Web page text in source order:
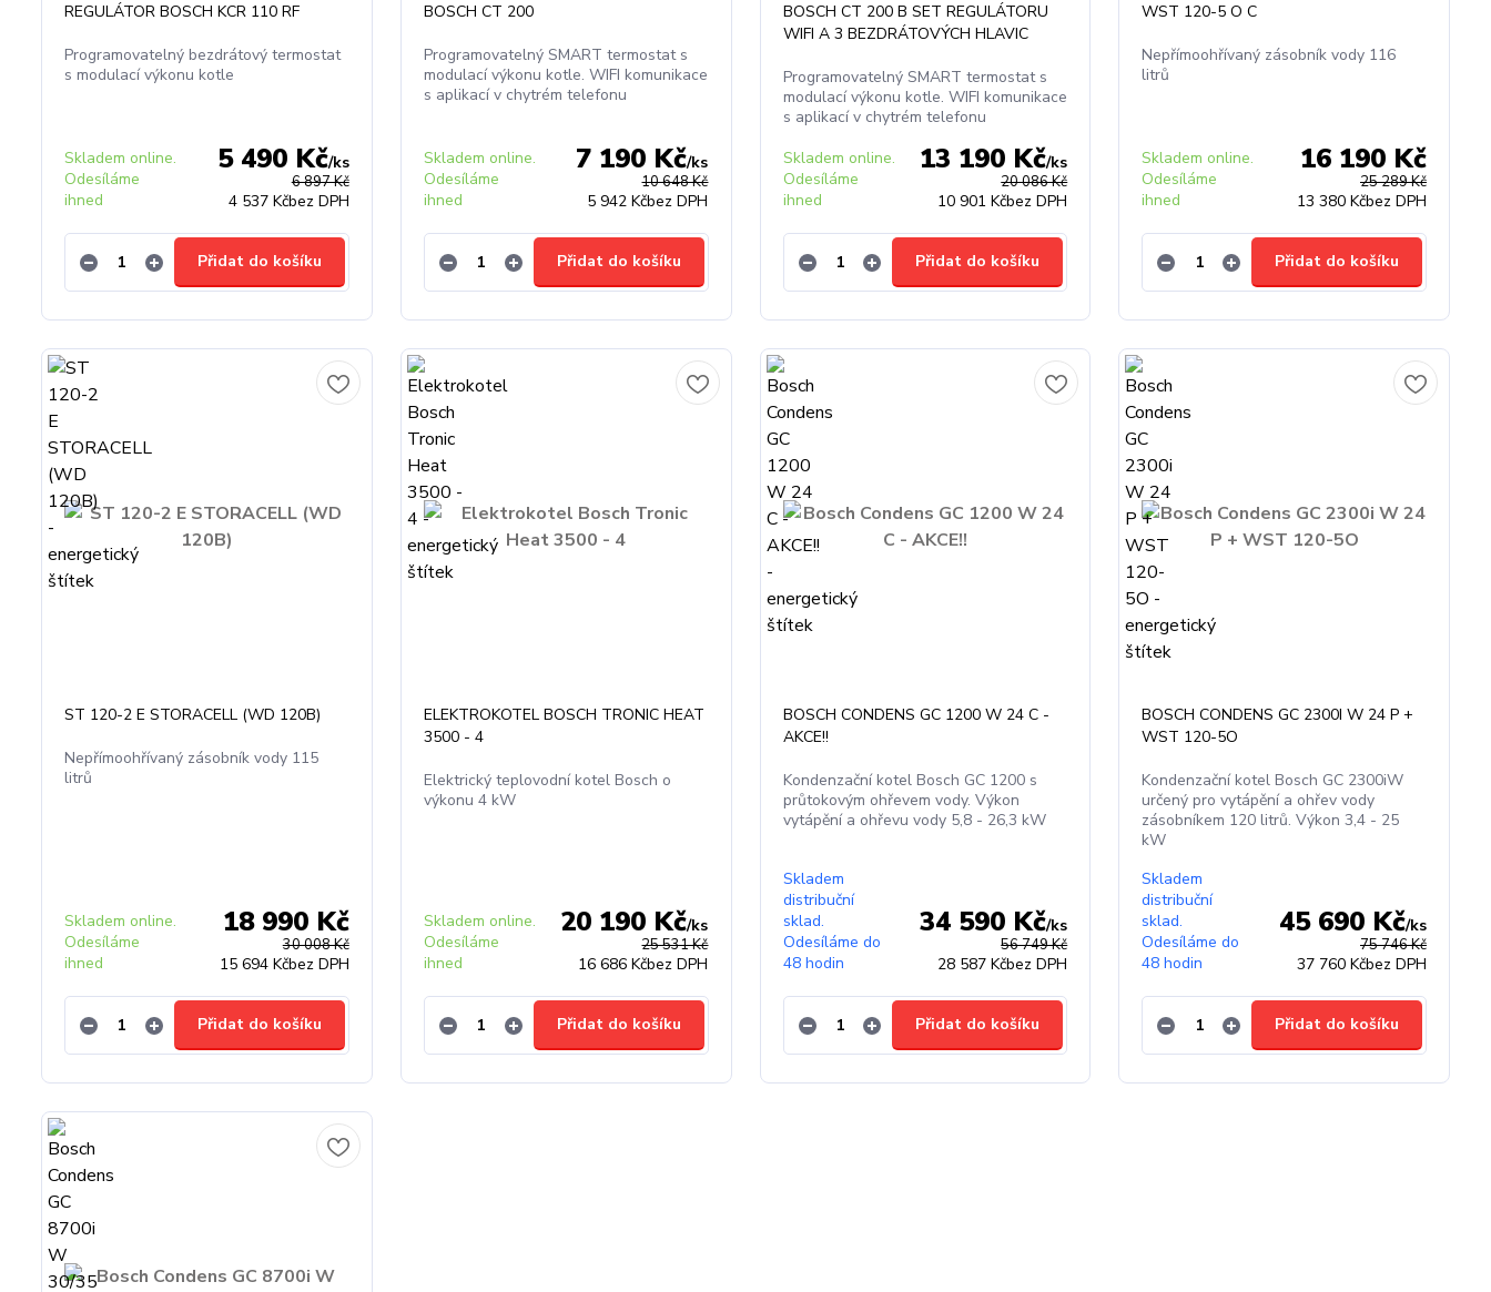
REGULÁTOR BOSCH KCR 110 RF
Programovatelný bezdrátový termostat
s modulací výkonu kotle
6 897 Kč
5 490 Kč/ks
4 537 Kčbez DPH
Skladem online.
Odesíláme
ihned
Přidat do košíku
BOSCH CT 200
Programovatelný SMART termostat s
modulací výkonu kotle. WIFI komunikace
s aplikací v chytrém telefonu
10 648 Kč
7 190 Kč/ks
5 942 Kčbez DPH
Skladem online.
Odesíláme
ihned
Přidat do košíku
BOSCH CT 200 B SET REGULÁTORU
WIFI A 3 BEZDRÁTOVÝCH HLAVIC
Programovatelný SMART termostat s
modulací výkonu kotle. WIFI komunikace
s aplikací v chytrém telefonu
20 086 Kč
13 190 Kč/ks
10 901 Kčbez DPH
Skladem online.
Odesíláme
ihned
Přidat do košíku
WST 120-5 O C
Nepřímoohřívaný zásobník vody 116
litrů
25 289 Kč
16 190 Kč
13 380 Kčbez DPH
Skladem online.
Odesíláme
ihned
Přidat do košíku
ST 120-2 E STORACELL (WD 120B)
Nepřímoohřívaný zásobník vody 115
litrů
30 008 Kč
18 990 Kč
15 694 Kčbez DPH
Skladem online.
Odesíláme
ihned
Přidat do košíku
ELEKTROKOTEL BOSCH TRONIC HEAT
3500 - 4
Elektrický teplovodní kotel Bosch o
výkonu 4 kW
25 531 Kč
20 190 Kč/ks
16 686 Kčbez DPH
Skladem online.
Odesíláme
ihned
Přidat do košíku
BOSCH CONDENS GC 1200 W 24 C -
AKCE!!
Kondenzační kotel Bosch GC 1200 s
průtokovým ohřevem vody. Výkon
vytápění a ohřevu vody 5,8 - 26,3 kW
56 749 Kč
34 590 Kč/ks
28 587 Kčbez DPH
Skladem
distribuční
sklad.
Odesíláme do
48 hodin
Přidat do košíku
BOSCH CONDENS GC 2300I W 24 P +
WST 120-5O
Kondenzační kotel Bosch GC 2300iW
určený pro vytápění a ohřev vody
zásobníkem 120 litrů. Výkon 3,4 - 25
kW
75 746 Kč
45 690 Kč/ks
37 760 Kčbez DPH
Skladem
distribuční
sklad.
Odesíláme do
48 hodin
Přidat do košíku